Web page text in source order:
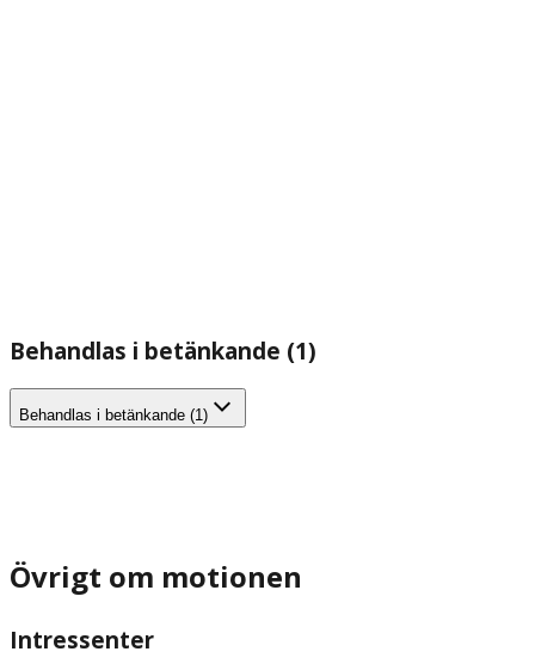
Behandlas i betänkande (1)
Behandlas i betänkande (1)
Övrigt om motionen
Intressenter